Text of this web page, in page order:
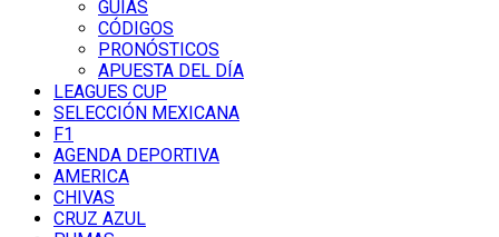
GUÍAS
CÓDIGOS
PRONÓSTICOS
APUESTA DEL DÍA
LEAGUES CUP
SELECCIÓN MEXICANA
F1
AGENDA DEPORTIVA
AMERICA
CHIVAS
CRUZ AZUL